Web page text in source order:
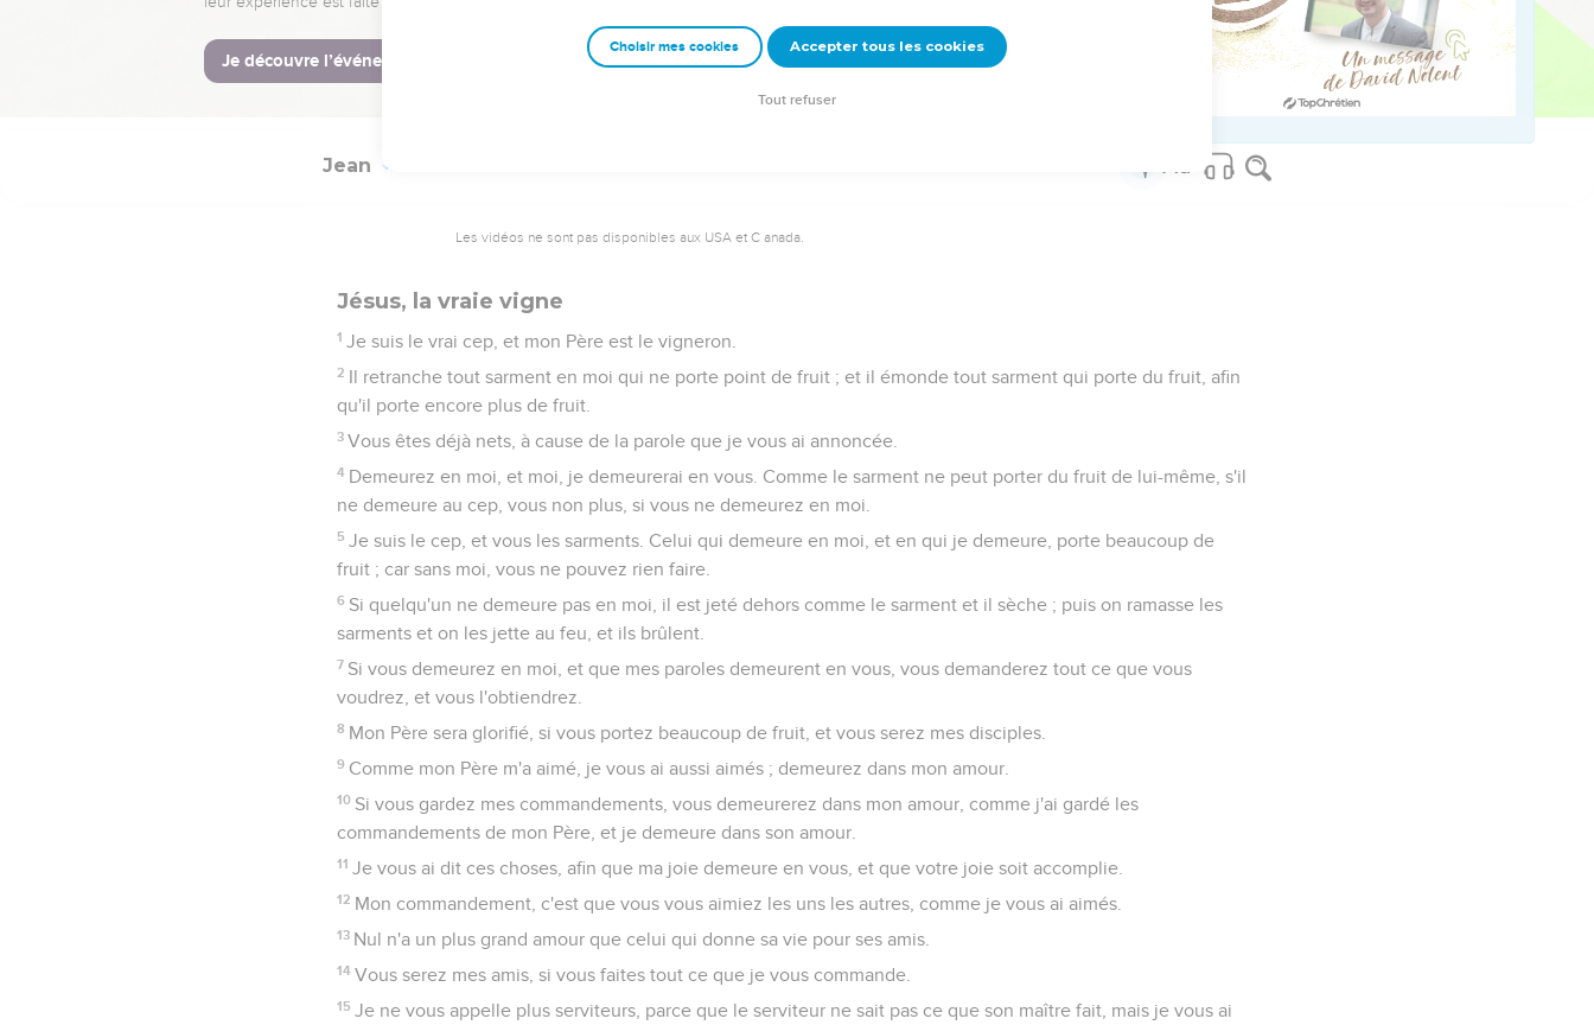
Je ne parlerai plus guère avec vous, car le prince de ce monde vient ; mais il n'a rien en moi.
31 Mais afin que le monde con-naisse que j'aime le Père, et que je fais ce que le Père m'a commandé, levez-
Jean
Les vidéos ne sont pas disponibles aux USA et C anada.
Jésus, la vraie vigne
1 Je suis le vrai cep, et mon Père est le vigneron.
2 Il retranche tout sarment en moi qui ne porte point de fruit ; et il émonde tout sarment qui porte du fruit, afin
qu'il porte encore plus de fruit.
3 Vous êtes déjà nets, à cause de la parole que je vous ai annoncée.
4 Demeurez en moi, et moi, je demeurerai en vous. Comme le sarment ne peut porter du fruit de lui-même, s'il
ne demeure au cep, vous non plus, si vous ne demeurez en moi.
5 Je suis le cep, et vous les sarments. Celui qui demeure en moi, et en qui je demeure, porte beaucoup de
fruit ; car sans moi, vous ne pouvez rien faire.
6 Si quelqu'un ne demeure pas en moi, il est jeté dehors comme le sarment et il sèche ; puis on ramasse les
sarments et on les jette au feu, et ils brûlent.
7 Si vous demeurez en moi, et que mes paroles demeurent en vous, vous demanderez tout ce que vous
voudrez, et vous l'obtiendrez.
8 Mon Père sera glorifié, si vous portez beaucoup de fruit, et vous serez mes disciples.
9 Comme mon Père m'a aimé, je vous ai aussi aimés ; demeurez dans mon amour.
10 Si vous gardez mes commandements, vous demeurerez dans mon amour, comme j'ai gardé les
commandements de mon Père, et je demeure dans son amour.
11 Je vous ai dit ces choses, afin que ma joie demeure en vous, et que votre joie soit accomplie.
12 Mon commandement, c'est que vous vous aimiez les uns les autres, comme je vous ai aimés.
13 Nul n'a un plus grand amour que celui qui donne sa vie pour ses amis.
14 Vous serez mes amis, si vous faites tout ce que je vous commande.
15 Je ne vous appelle plus serviteurs, parce que le serviteur ne sait pas ce que son maître fait, mais je vous ai
Choisir mes cookies Accepter tous les cookies
Tout refuser